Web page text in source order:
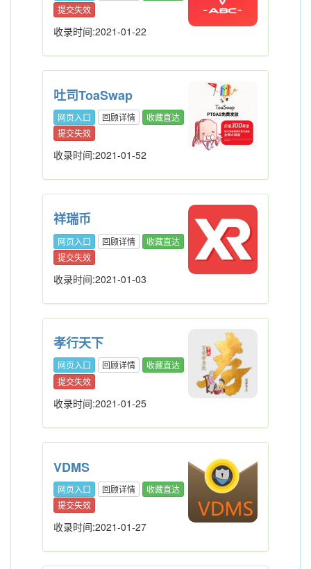
提交失效
收录时间:2021-01-22
吐司ToaSwap
网页入口 回顾详情
收藏直达
提交失效
收录时间:2021-01-52
祥瑞币
网页入口 回顾详情
收藏直达
提交失效
收录时间:2021-01-03
孝行天下
网页入口 回顾详情
收藏直达
提交失效
收录时间:2021-01-25
VDMS
网页入口 回顾详情
收藏直达
提交失效
收录时间:2021-01-27